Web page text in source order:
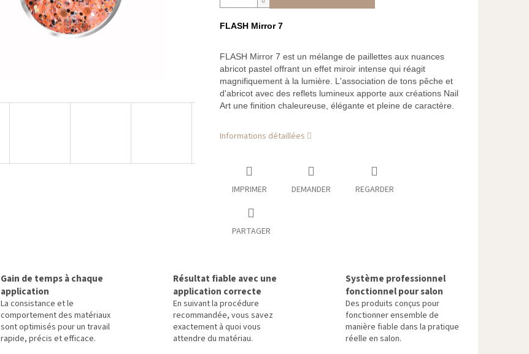
FLASH Mirror 7
FLASH Mirror 7 est un mélange de paillettes aux nuances
abricot pastel offrant un effet miroir intense qui réagit
magnifiquement à la lumière. L'association de tons pêche et
d'abricot avec des reflets lumineux apporte aux créations Nail
Art une finition chaleureuse, élégante et pleine de caractère.
Informations détaillées
IMPRIMER DEMANDER REGARDER
PARTAGER
Gain de temps à chaque
application
La consistance et le
comportement des matériaux
sont optimisés pour un travail
rapide, précis et efficace.
Résultat fiable avec une
application correcte
En suivant la procédure
recommandée, vous savez
exactement à quoi vous
attendre du matériau.
Système professionnel
fonctionnel pour salon
Des produits conçus pour
fonctionner ensemble de
manière fiable dans la pratique
réelle en salon.